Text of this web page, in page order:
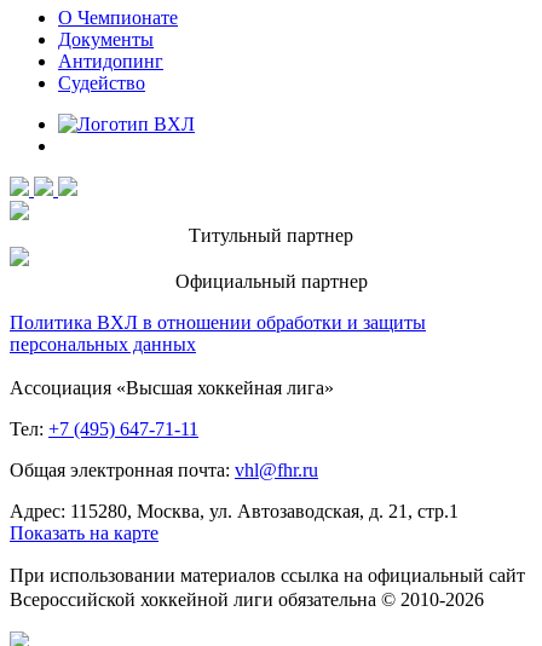
О Чемпионате
Документы
Антидопинг
Судейство
Титульный партнер
Официальный партнер
Политика ВХЛ в отношении обработки и защиты
персональных данных
Ассоциация «Высшая хоккейная лига»
Тел: +7 (495) 647-71-11
Общая электронная почта: vhl@fhr.ru
Адрес: 115280, Москва, ул. Автозаводская, д. 21, стр.1
Показать на карте
При использовании материалов ссылка на официальный сайт
Всероссийской хоккейной лиги обязательна © 2010-2026